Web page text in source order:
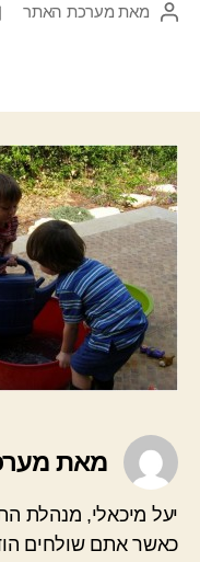
המחבר
מאת מערכת האתר
מאת
יעל מיכאלי, מנהלת
כאשר אתם שולחים